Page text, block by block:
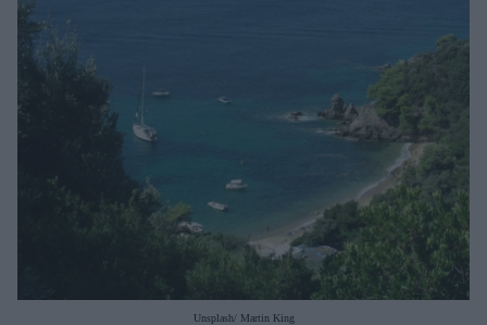
Ψυχολογία
Υγεία + Διατροφή
Σχέσεις & Σεξ
Woman Power
Πρόσωπα Unsplash/ Martin King